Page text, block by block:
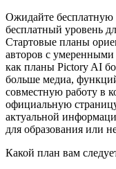
Ожидайте
бесплатный уровень
Стартовые планы
авторов с умеренными
как планы Pictory AI
больше медиа,
совместную работу в
официальную
актуальной
для образования или
Какой план вам